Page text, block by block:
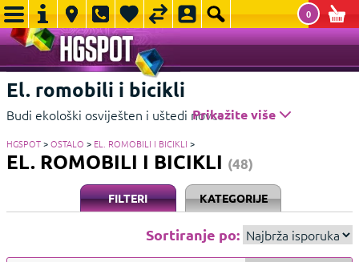
0
El. romobili i bicikli
Budi ekološki osviješten i uštedi novce na prijevozu i odaberi
varijanta prijevoza čeka te u HGSPOTu
Prikažite više
HGSPOT>OSTALO > EL. ROMOBILI I BICIKLI >
EL. ROMOBILI I BICIKLI (48)
FILTERI KATEGORIJE
Sortiranje po: